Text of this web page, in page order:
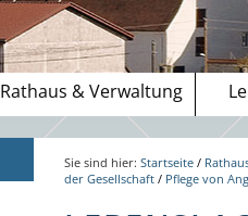
Rathaus & Verwaltung
Sie sind hier:Startseite /
der Gesellschaft / Pflege von